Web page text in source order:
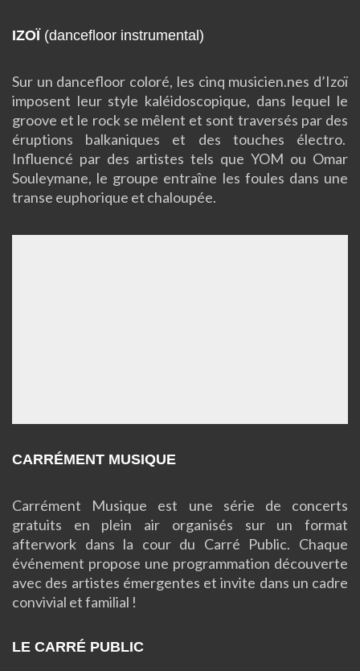
IZOÏ (dancefloor instrumental)
Sur un dancefloor coloré, les cinq musicien.nes d’Izoï
imposent leur style kaléidoscopique, dans lequel le
groove et le rock se mêlent et sont traversés par des
éruptions balkaniques et des touches électro.
Influencé par des artistes tels que YOM ou Omar
Souleymane, le groupe entraîne les foules dans une
transe euphorique et chaloupée.
CARRÉMENT MUSIQUE
Carrément Musique est une série de concerts
gratuits en plein air organisés sur un format
afterwork dans la cour du Carré Public. Chaque
événement propose une programmation découverte
avec des artistes émergentes et invite dans un cadre
convivial et familial !
LE CARRÉ PUBLIC